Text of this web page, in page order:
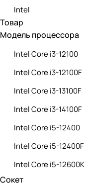
Intel
Товар
Модель процессора
Intel Core i3-12100
Intel Core i3-12100F
Intel Core i3-13100F
Intel Core i3-14100F
Intel Core i5-12400
Intel Core i5-12400F
Intel Core i5-12600K
Intel Core i5-12600KF
Сокет